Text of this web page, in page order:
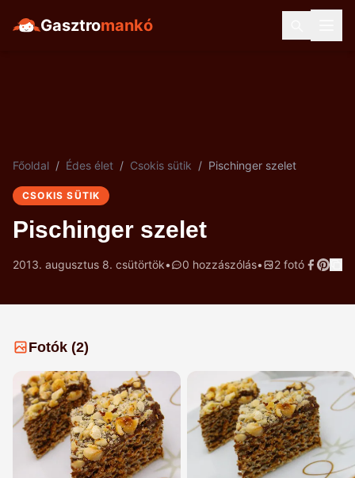
Gasztromankó
Főoldal / Édes élet / Csokis sütik / Pischinger szelet
CSOKIS SÜTIK
Pischinger szelet
2013. augusztus 8. csütörtök• 0 hozzászólás• 2 fotó
Fotók (2)